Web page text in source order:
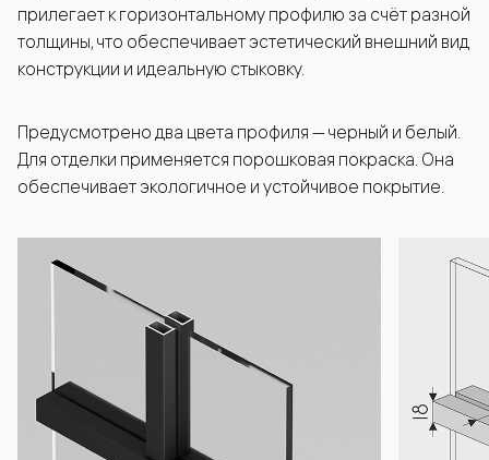
прилегает к горизонтальному профилю за счёт разной
толщины, что обеспечивает эстетический внешний вид
конструкции и идеальную стыковку.
Предусмотрено два цвета профиля — черный и белый.
Для отделки применяется порошковая покраска. Она
обеспечивает экологичное и устойчивое покрытие.